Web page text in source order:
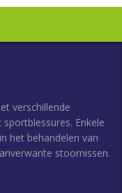
verschillende
Enkele
het behandelen van
stoornissen.